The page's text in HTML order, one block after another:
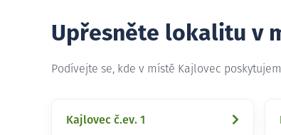
Upřesněte lokalitu v
Podívejte se, kde v místě Kajlovec
Kajlovec č.ev. 1